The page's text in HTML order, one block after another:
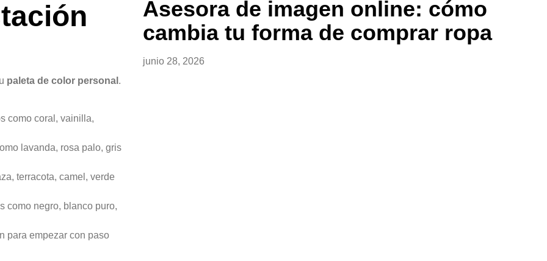
paleta de color personal .
como coral, vainilla,
lavanda, rosa palo, gris
terracota, camel, verde
como negro, blanco puro,
para empezar con paso
Asesora de imagen online: cómo
cambia tu forma de comprar ropa
junio 28, 2026